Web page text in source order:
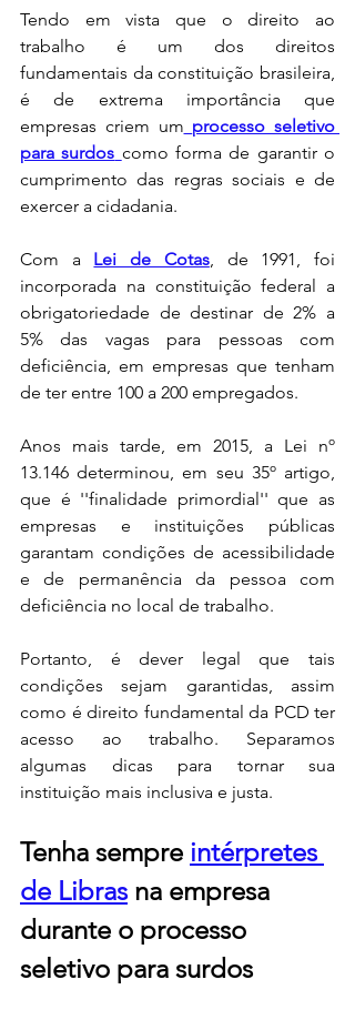
Tendo em vista que o direito ao
trabalho é um dos direitos
fundamentais da constituição brasileira,
é de extrema importância que
empresas criem um processo seletivo
para surdos como forma de garantir o
cumprimento das regras sociais e de
exercer a cidadania.
Com a Lei de Cotas, de 1991, foi
incorporada na constituição federal a
obrigatoriedade de destinar de 2% a
5% das vagas para pessoas com
deficiência, em empresas que tenham
de ter entre 100 a 200 empregados.
Anos mais tarde, em 2015, a Lei nº
13.146 determinou, em seu 35º artigo,
que é ''finalidade primordial'' que as
empresas e instituições públicas
garantam condições de acessibilidade
e de permanência da pessoa com
deficiência no local de trabalho.
Portanto, é dever legal que tais
condições sejam garantidas, assim
como é direito fundamental da PCD ter
acesso ao trabalho. Separamos
algumas dicas para tornar sua
instituição mais inclusiva e justa.
Tenha sempre intérpretes
de Libras na empresa
durante o processo
seletivo para surdos